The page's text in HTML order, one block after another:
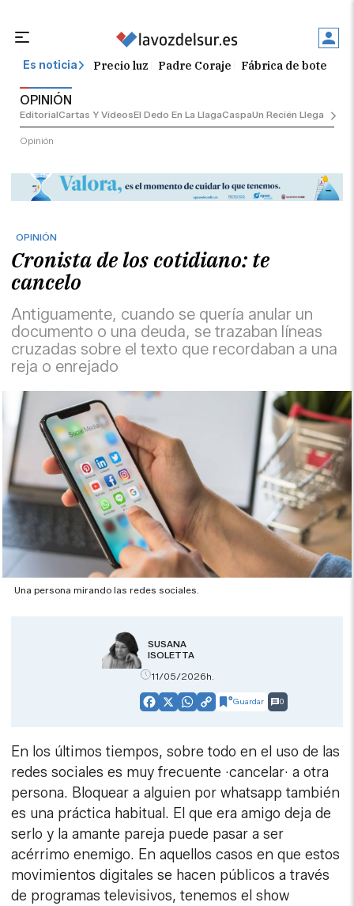
Es noticia Precio luz Padre Coraje Fábrica de botellas
OPINIÓN
EditorialCartas Y VídeosEl Dedo En La LlagaCaspaUn Recién Llegado
Opinión
OPINIÓN
Cronista de los cotidiano: te
cancelo
Antiguamente, cuando se quería anular un
documento o una deuda, se trazaban líneas
cruzadas sobre el texto que recordaban a una
reja o enrejado
Una persona mirando las redes sociales.
SUSANA
ISOLETTA
11/05/2026h.
Facebook
X WhatsApp
CopyGuardar 0
En los últimos tiempos, sobre todo en el uso de las
redes sociales es muy frecuente ·cancelar· a otra
persona. Bloquear a alguien por whatsapp también
es una práctica habitual. El que era amigo deja de
serlo y la amante pareja puede pasar a ser
acérrimo enemigo. En aquellos casos en que estos
movimientos digitales se hacen públicos a través
de programas televisivos, tenemos el show